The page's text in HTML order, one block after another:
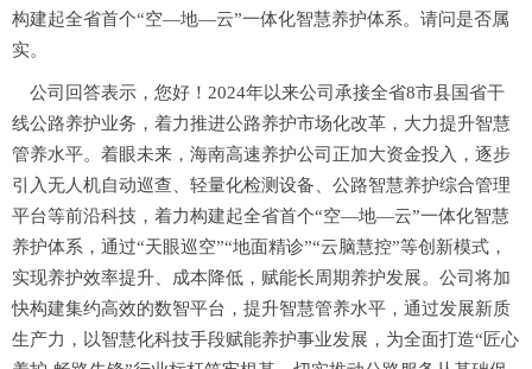
构建起全省首个“空—地—云”一体化智慧养护体系。请问是否属
实。
公司回答表示，您好！2024年以来公司承接全省8市县国省干
线公路养护业务，着力推进公路养护市场化改革，大力提升智慧
管养水平。着眼未来，海南高速养护公司正加大资金投入，逐步
引入无人机自动巡查、轻量化检测设备、公路智慧养护综合管理
平台等前沿科技，着力构建起全省首个“空—地—云”一体化智慧
养护体系，通过“天眼巡空”“地面精诊”“云脑慧控”等创新模式，
实现养护效率提升、成本降低，赋能长周期养护发展。公司将加
快构建集约高效的数智平台，提升智慧管养水平，通过发展新质
生产力，以智慧化科技手段赋能养护事业发展，为全面打造“匠心